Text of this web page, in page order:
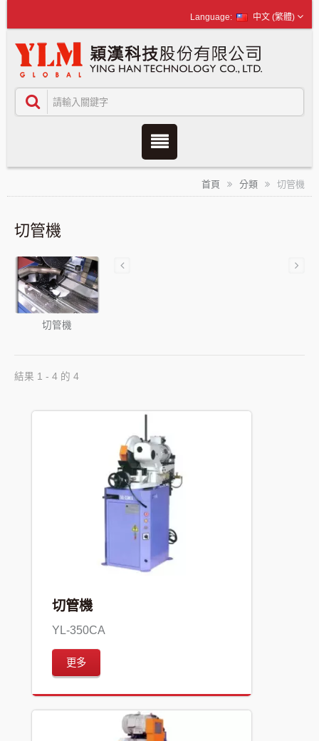
中文 (繁體)
首頁 分類 切管機
切管機
切管機
結果 1 - 4 的 4
切管機
YL-350CA
更多